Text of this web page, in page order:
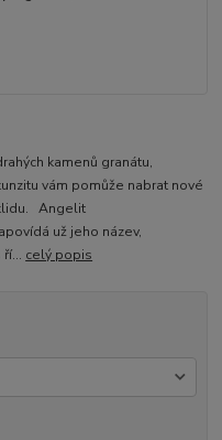
kamenů granátu,
vám pomůže nabrat nové
Angelit
už jeho název,
celý popis